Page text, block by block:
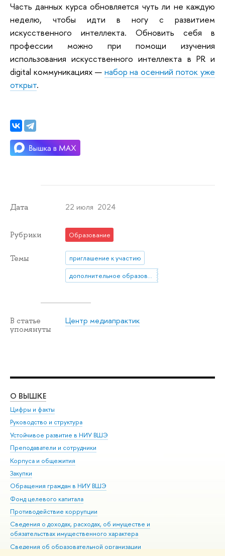
Часть данных курса обновляется чуть ли не каждую
неделю, чтобы идти в ногу с развитием
искусственного интеллекта. Обновить себя в
профессии можно при помощи изучения
использования искусственного интеллекта в PR и
digital коммуникациях — набор на осенний поток уже
открыт.
Дата 22 июля 2024
Рубрики Образование
Темы
приглашение к участию
дополнительное образование
В статье
упомянуты
Центр медиапрактик
О ВЫШКЕ
Цифры и факты
Руководство и структура
Устойчивое развитие в НИУ ВШЭ
Преподаватели и сотрудники
Корпуса и общежития
Закупки
Обращения граждан в НИУ ВШЭ
Фонд целевого капитала
Противодействие коррупции
Сведения о доходах, расходах, об имуществе и
обязательствах имущественного характера
Сведения об образовательной организации